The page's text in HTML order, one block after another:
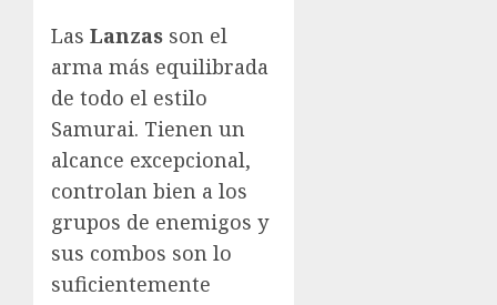
Las Lanzas son el
arma más equilibrada
de todo el estilo
Samurai. Tienen un
alcance excepcional,
controlan bien a los
grupos de enemigos y
sus combos son lo
suficientemente